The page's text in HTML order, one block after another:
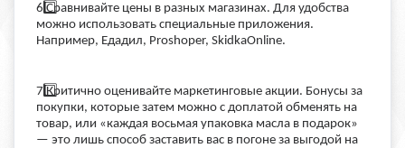
6️ Сравнивайте цены в разных магазинах. Для удобства
можно использовать специальные приложения.
Например, Едадил, Proshoper, SkidkaOnline.
7️ Критично оценивайте маркетинговые акции. Бонусы за
покупки, которые затем можно с доплатой обменять на
товар, или «каждая восьмая упаковка масла в подарок»
— это лишь способ заставить вас в погоне за выгодой на